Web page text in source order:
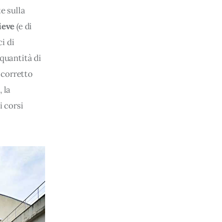
sulla
(e di
di
di
corretto
la
corsi